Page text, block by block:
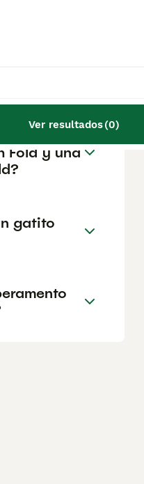
Ver resultados(0)
acudir a
animales.
entre
Fold y una
gatito